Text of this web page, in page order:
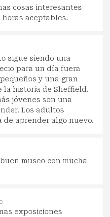
cosas interesantes
horas aceptables.
sigue siendo una
para un día fuera
y una gran
la historia de Sheffield.
jóvenes son una
Los adultos
aprender algo nuevo.
museo con mucha
exposiciones